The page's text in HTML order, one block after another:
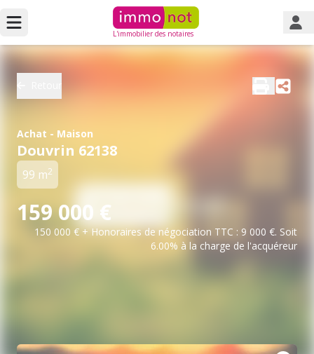
L'immobilier des notaires
Achat - Maison
Douvrin 62138
99 m2
159 000 €
150 000 € + Honoraires de négociation TTC : 9 000 €. Soit
6.00% à la charge de l'acquéreur